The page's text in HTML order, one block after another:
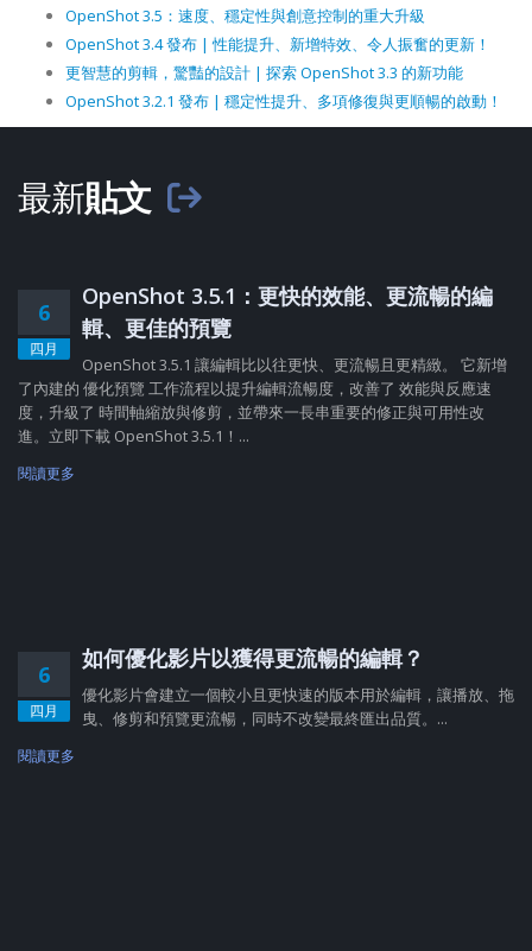
OpenShot 3.5：速度、穩定性與創意控制的重大升級
OpenShot 3.4 發布 | 性能提升、新增特效、令人振奮的更新！
更智慧的剪輯，驚豔的設計 | 探索 OpenShot 3.3 的新功能
OpenShot 3.2.1 發布 | 穩定性提升、多項修復與更順暢的啟動！
最新貼文
6
四月
OpenShot 3.5.1：更快的效能、更流暢的編
輯、更佳的預覽
OpenShot 3.5.1 讓編輯比以往更快、更流暢且更精緻。 它新增
了內建的 優化預覽 工作流程以提升編輯流暢度，改善了 效能與反應速
度，升級了 時間軸縮放與修剪，並帶來一長串重要的修正與可用性改
進。立即下載 OpenShot 3.5.1！...
閱讀更多
6
四月
如何優化影片以獲得更流暢的編輯？
優化影片會建立一個較小且更快速的版本用於編輯，讓播放、拖
曳、修剪和預覽更流暢，同時不改變最終匯出品質。...
閱讀更多